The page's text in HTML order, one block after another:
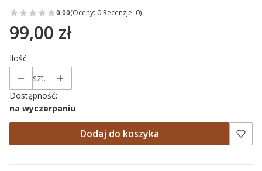
0.00(Oceny: 0 Recenzje: 0)
Cena
99,00 zł
Ilość
szt.
Dostępność:
na wyczerpaniu
Dodaj do koszyka